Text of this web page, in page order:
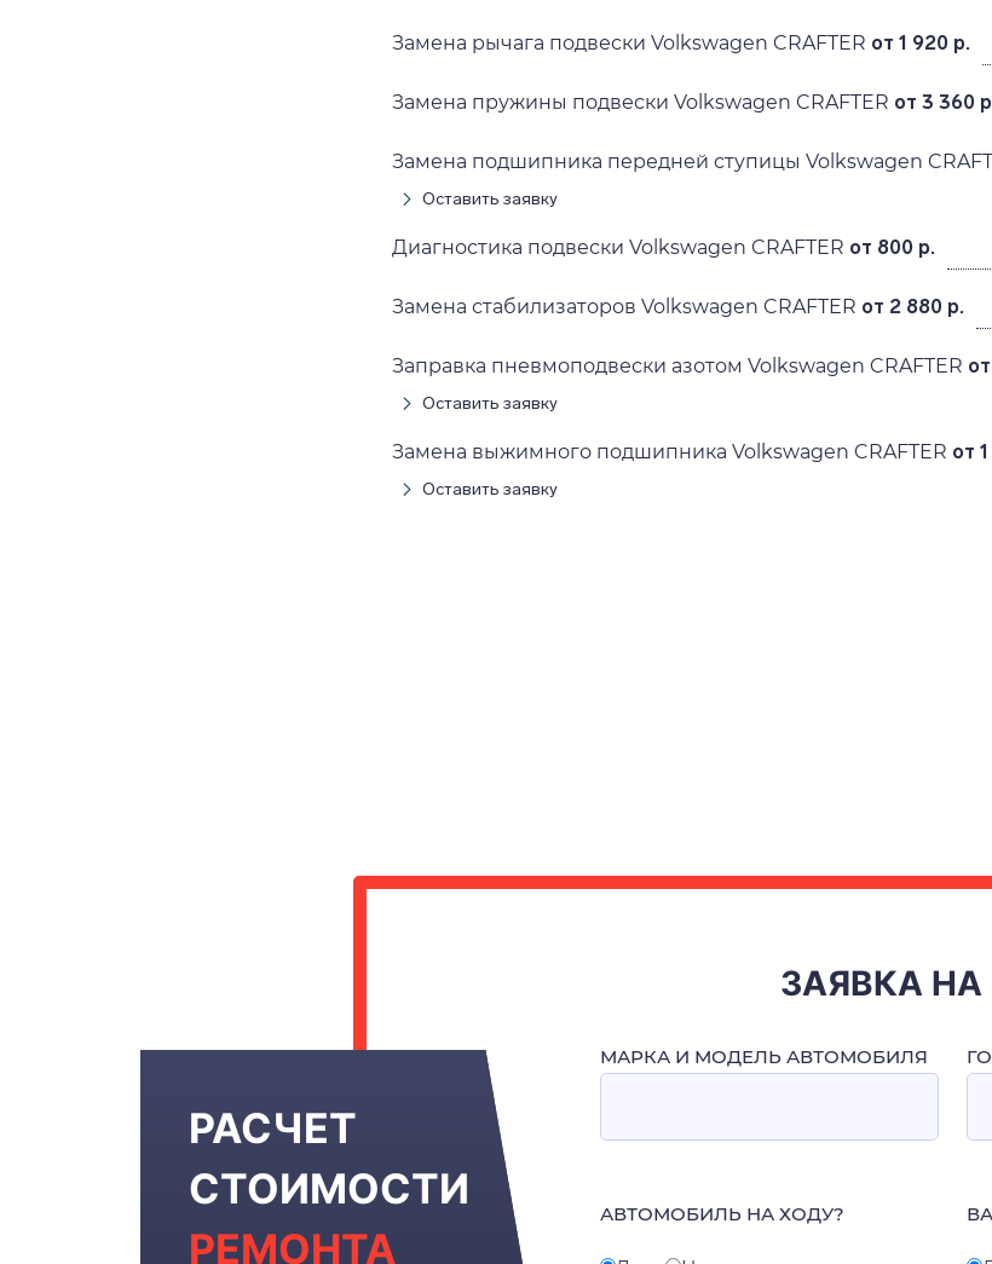
Замена рычага подвески Volkswagen CRAFTER от 1 920 р.
Замена пружины подвески Volkswagen CRAFTER от 3 360
Замена подшипника передней ступицы Volkswagen
Оставить заявку
Диагностика подвески Volkswagen CRAFTER от 800 р.
Замена стабилизаторов Volkswagen CRAFTER от 2 880 р.
Заправка пневмоподвески азотом Volkswagen CRAFTER
Оставить заявку
Замена выжимного подшипника Volkswagen CRAFTER от
Оставить заявку
РАСЧЕТ
СТОИМОСТИ
РЕМОНТА
ЗАЯВКА НА
МАРКА И МОДЕЛЬ АВТОМОБИЛЯ
АВТОМОБИЛЬ НА ХОДУ?